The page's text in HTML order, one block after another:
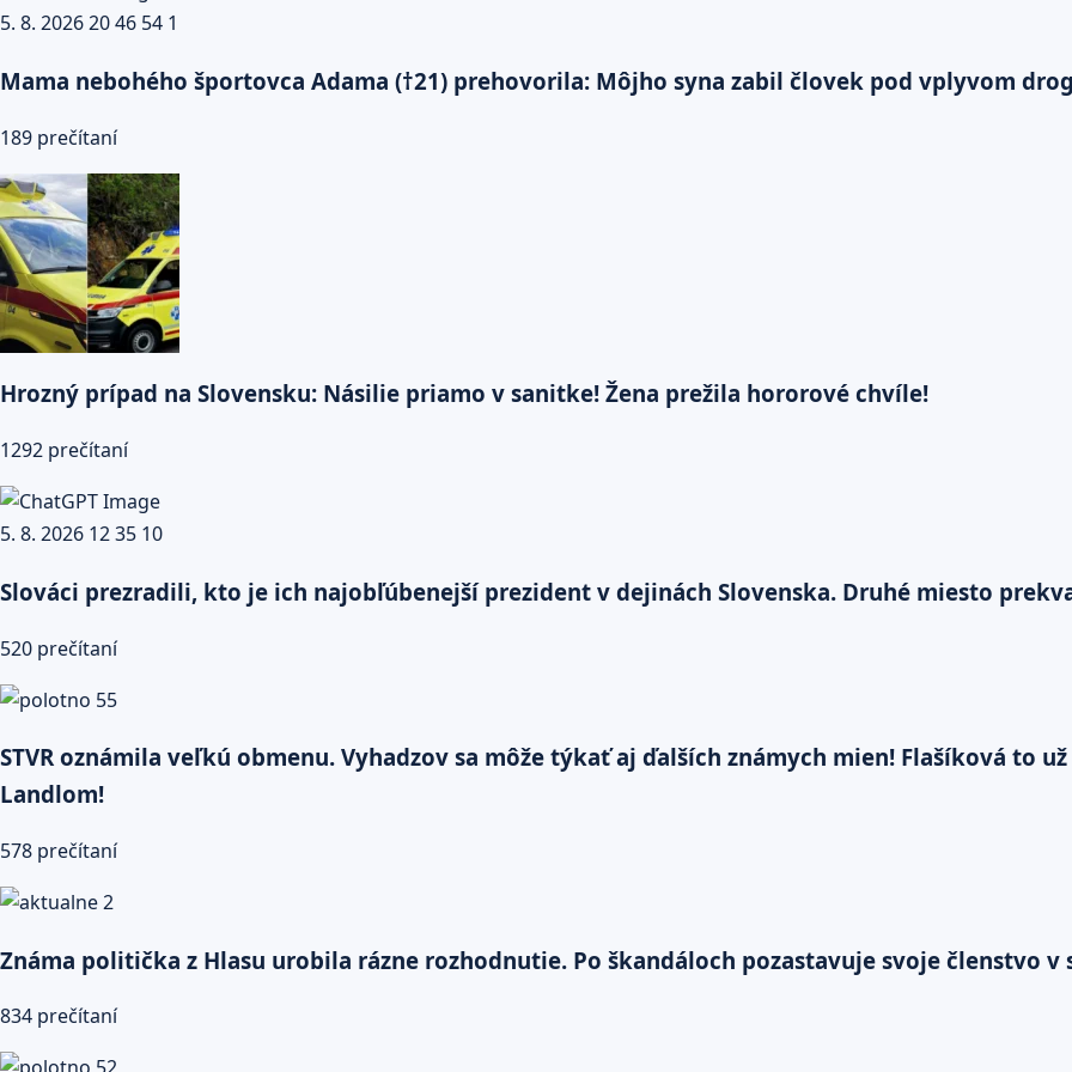
Mama nebohého športovca Adama (†21) prehovorila: Môjho syna zabil človek pod vplyvom
189 prečítaní
Hrozný prípad na Slovensku: Násilie priamo v sanitke! Žena prežila hororové chvíle!
1292 prečítaní
Slováci prezradili, kto je ich najobľúbenejší prezident v dejinách Slovenska. Druhé miesto
520 prečítaní
STVR oznámila veľkú obmenu. Vyhadzov sa môže týkať aj ďalších známych mien! Flašíková to
Landlom!
578 prečítaní
Známa politička z Hlasu urobila rázne rozhodnutie. Po škandáloch pozastavuje svoje členstvo v
834 prečítaní